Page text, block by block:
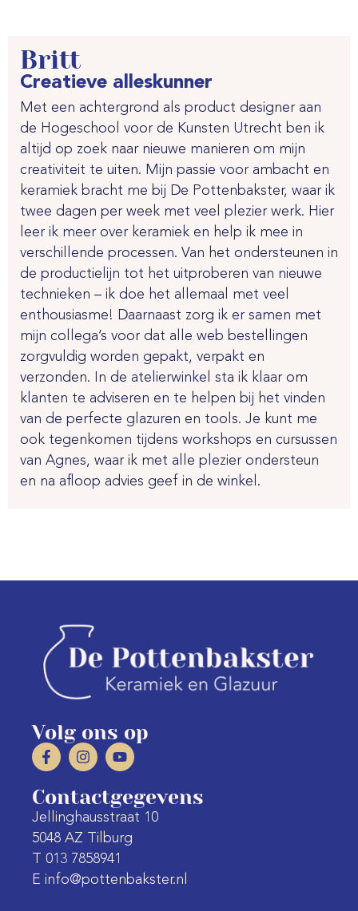
Britt
Creatieve alleskunner
Met een achtergrond als product designer aan
de Hogeschool voor de Kunsten Utrecht ben ik
altijd op zoek naar nieuwe manieren om mijn
creativiteit te uiten. Mijn passie voor ambacht en
keramiek bracht me bij De Pottenbakster, waar ik
twee dagen per week met veel plezier werk. Hier
leer ik meer over keramiek en help ik mee in
verschillende processen. Van het ondersteunen in
de productielijn tot het uitproberen van nieuwe
technieken – ik doe het allemaal met veel
enthousiasme! Daarnaast zorg ik er samen met
mijn collega’s voor dat alle web bestellingen
zorgvuldig worden gepakt, verpakt en
verzonden. In de atelierwinkel sta ik klaar om
klanten te adviseren en te helpen bij het vinden
van de perfecte glazuren en tools. Je kunt me
ook tegenkomen tijdens workshops en cursussen
van Agnes, waar ik met alle plezier ondersteun
en na afloop advies geef in de winkel.
Volg ons op
Contactgegevens
Jellinghausstraat 10
5048 AZ Tilburg
T 013 7858941
E info@pottenbakster.nl